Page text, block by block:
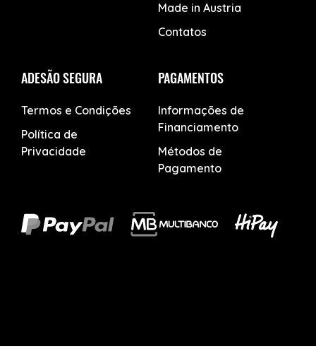
Made in Austria
Contatos
ADESÃO SEGURA
Termos e Condições
Política de
Privacidade
PAGAMENTOS
Informações de
Financiamento
Métodos de
Pagamento